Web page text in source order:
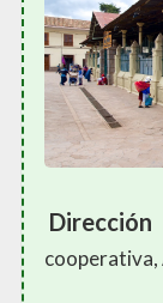
Dirección
cooperativa,